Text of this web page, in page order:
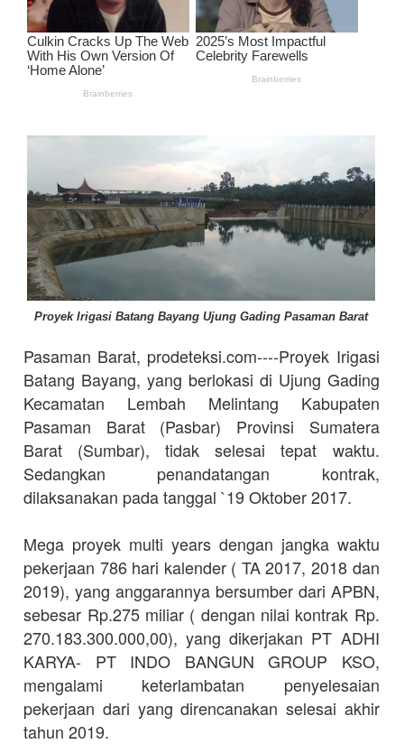
Proyek Irigasi Batang Bayang Ujung Gading Pasaman Barat
Pasaman Barat, prodeteksi.com----Proyek Irigasi
Batang Bayang, yang berlokasi di Ujung Gading
Kecamatan Lembah Melintang Kabupaten
Pasaman Barat (Pasbar) Provinsi Sumatera
Barat (Sumbar), tidak selesai tepat waktu.
Sedangkan penandatangan kontrak,
dilaksanakan pada tanggal `19 Oktober 2017.
Mega proyek multi years dengan jangka waktu
pekerjaan 786 hari kalender ( TA 2017, 2018 dan
2019), yang anggarannya bersumber dari APBN,
sebesar Rp.275 miliar ( dengan nilai kontrak Rp.
270.183.300.000,00), yang dikerjakan PT ADHI
KARYA- PT INDO BANGUN GROUP KSO,
mengalami keterlambatan penyelesaian
pekerjaan dari yang direncanakan selesai akhir
tahun 2019.